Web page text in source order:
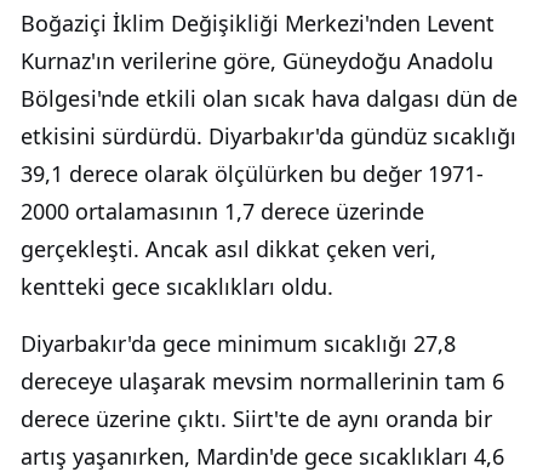
Boğaziçi İklim Değişikliği Merkezi'nden Levent
Kurnaz'ın verilerine göre, Güneydoğu Anadolu
Bölgesi'nde etkili olan sıcak hava dalgası dün de
etkisini sürdürdü. Diyarbakır'da gündüz sıcaklığı
39,1 derece olarak ölçülürken bu değer 1971-
2000 ortalamasının 1,7 derece üzerinde
gerçekleşti. Ancak asıl dikkat çeken veri,
kentteki gece sıcaklıkları oldu.
Diyarbakır'da gece minimum sıcaklığı 27,8
dereceye ulaşarak mevsim normallerinin tam 6
derece üzerine çıktı. Siirt'te de aynı oranda bir
artış yaşanırken, Mardin'de gece sıcaklıkları 4,6